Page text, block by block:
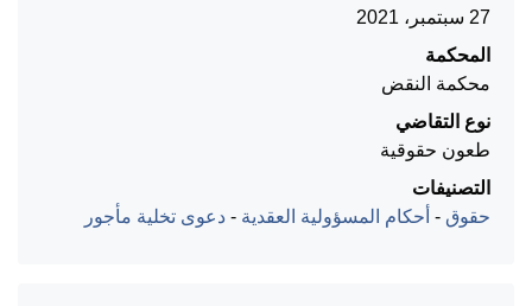
27 سبتمبر، 2021
المحكمة
محكمة النقض
نوع التقاضي
طعون حقوقية
التصنيفات
حقوق - أحكام المسؤولية العقدية - دعوى تخلية مأجور